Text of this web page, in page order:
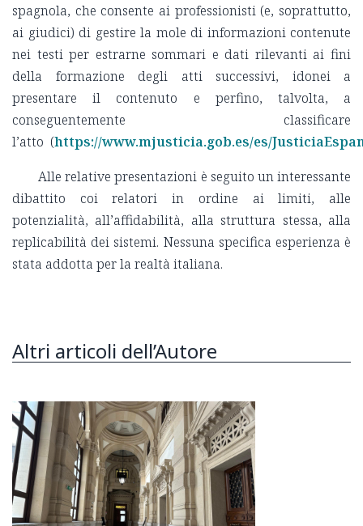
spagnola, che consente ai professionisti (e, soprattutto,
ai giudici) di gestire la mole di informazioni contenute
nei testi per estrarne sommari e dati rilevanti ai fini
della formazione degli atti successivi, idonei a
presentare il contenuto e perfino, talvolta, a
conseguentemente classificare
l’atto (https://www.mjusticia.gob.es/es/
Alle relative presentazioni è seguito un interessante
dibattito coi relatori in ordine ai limiti, alle
potenzialità, all’affidabilità, alla struttura stessa, alla
replicabilità dei sistemi. Nessuna specifica esperienza è
stata addotta per la realtà italiana.
Altri articoli dell’Autore